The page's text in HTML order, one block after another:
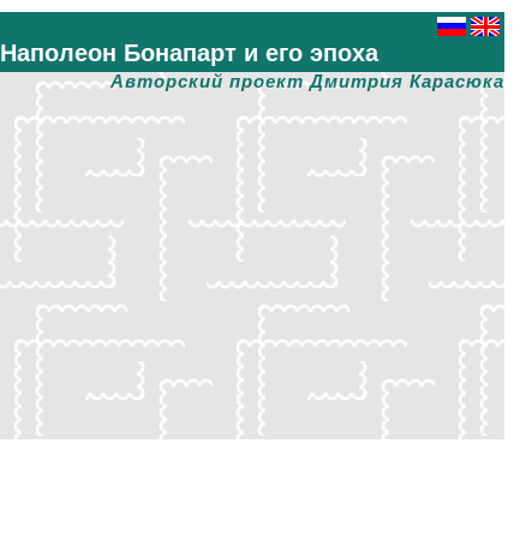
Наполеон Бонапарт и его эпоха
Авторский проект Дмитрия Карасюка